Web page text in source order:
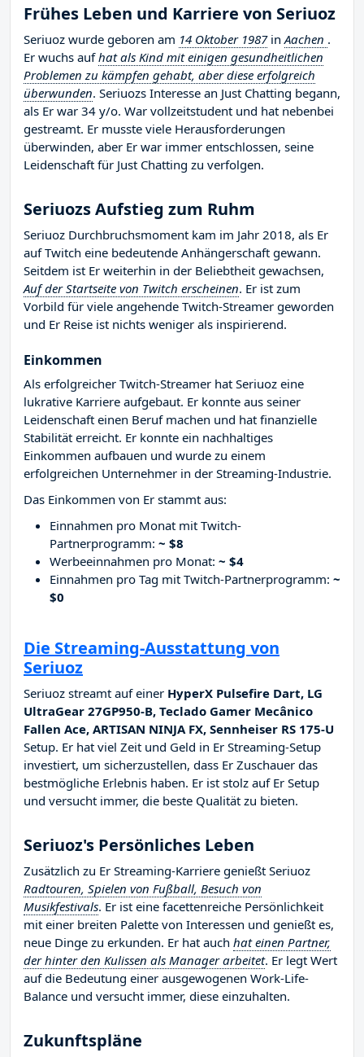
Frühes Leben und Karriere von Seriuoz
Seriuoz wurde geboren am 14 Oktober 1987inAachen .
Er wuchs aufhat als Kind mit einigen gesundheitlichen
Problemen zu kämpfen gehabt, aber diese erfolgreich
überwunden. Seriuozs Interesse an Just Chatting begann,
als Er war 34 y/o. War vollzeitstudent und hat nebenbei
gestreamt. Er musste viele Herausforderungen
überwinden, aber Er war immer entschlossen, seine
Leidenschaft für Just Chatting zu verfolgen.
Seriuozs Aufstieg zum Ruhm
Seriuoz Durchbruchsmoment kam im Jahr 2018, als Er
auf Twitch eine bedeutende Anhängerschaft gewann.
Seitdem ist Er weiterhin in der Beliebtheit gewachsen,
Auf der Startseite von Twitch erscheinen. Er ist zum
Vorbild für viele angehende Twitch-Streamer geworden
und Er Reise ist nichts weniger als inspirierend.
Einkommen
Als erfolgreicher Twitch-Streamer hat Seriuoz eine
lukrative Karriere aufgebaut. Er konnte aus seiner
Leidenschaft einen Beruf machen und hat finanzielle
Stabilität erreicht. Er konnte ein nachhaltiges
Einkommen aufbauen und wurde zu einem
erfolgreichen Unternehmer in der Streaming-Industrie.
Das Einkommen von Er stammt aus:
Einnahmen pro Monat mit Twitch-
Partnerprogramm: ~ $8
Werbeeinnahmen pro Monat: ~ $4
Einnahmen pro Tag mit Twitch-Partnerprogramm: ~
$0
Die Streaming-Ausstattung von
Seriuoz
Seriuoz streamt auf einer HyperX Pulsefire Dart, LG
UltraGear 27GP950-B, Teclado Gamer Mecânico
Fallen Ace, ARTISAN NINJA FX, Sennheiser RS 175-U
Setup. Er hat viel Zeit und Geld in Er Streaming-Setup
investiert, um sicherzustellen, dass Er Zuschauer das
bestmögliche Erlebnis haben. Er ist stolz auf Er Setup
und versucht immer, die beste Qualität zu bieten.
Seriuoz's Persönliches Leben
Zusätzlich zu Er Streaming-Karriere genießt Seriuoz
Radtouren, Spielen von Fußball, Besuch von
Musikfestivals. Er ist eine facettenreiche Persönlichkeit
mit einer breiten Palette von Interessen und genießt es,
neue Dinge zu erkunden. Er hat auch hat einen Partner,
der hinter den Kulissen als Manager arbeitet. Er legt Wert
auf die Bedeutung einer ausgewogenen Work-Life-
Balance und versucht immer, diese einzuhalten.
Zukunftspläne